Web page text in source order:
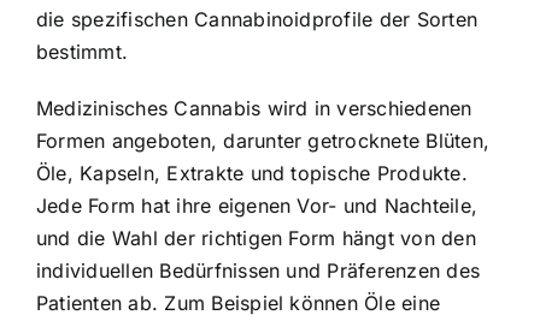
die spezifischen Cannabinoidprofile der Sorten
bestimmt.
Medizinisches Cannabis wird in verschiedenen
Formen angeboten, darunter getrocknete Blüten,
Öle, Kapseln, Extrakte und topische Produkte.
Jede Form hat ihre eigenen Vor- und Nachteile,
und die Wahl der richtigen Form hängt von den
individuellen Bedürfnissen und Präferenzen des
Patienten ab. Zum Beispiel können Öle eine